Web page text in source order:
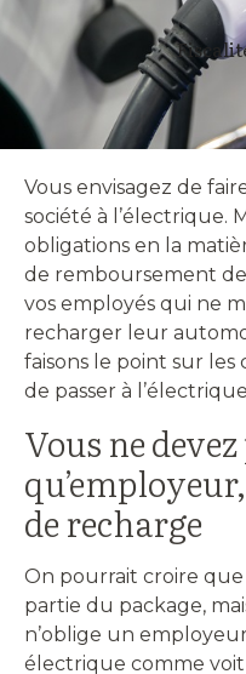
Vous envisagez de
société à l’électrique.
obligations en la
de remboursement
vos employés qui ne
recharger leur
faisons le point sur les
de passer à
Vous ne
de recharge
On pourrait croire
partie du package,
n’oblige un
électrique comme